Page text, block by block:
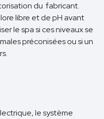
du fabricant.
libre et de pH avant
le spa si ces niveaux se
préconisées ou si un
le système